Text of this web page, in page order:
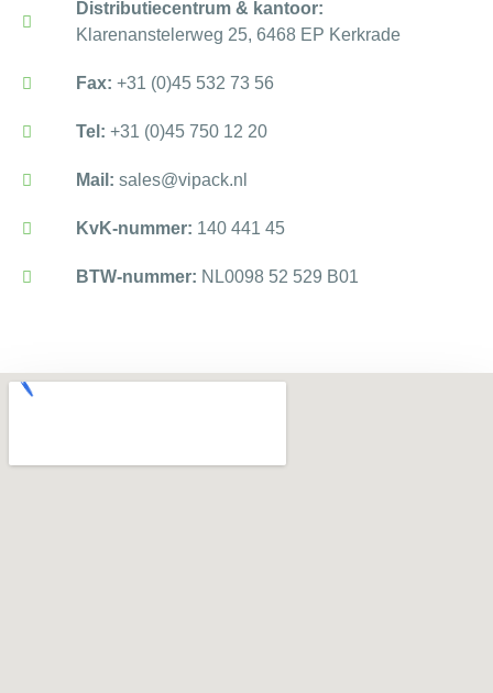
Distributiecentrum & kantoor:
Klarenanstelerweg 25, 6468 EP Kerkrade
Fax: +31 (0)45 532 73 56
Tel: +31 (0)45 750 12 20
Mail: sales@vipack.nl
KvK-nummer: 140 441 45
BTW-nummer: NL0098 52 529 B01